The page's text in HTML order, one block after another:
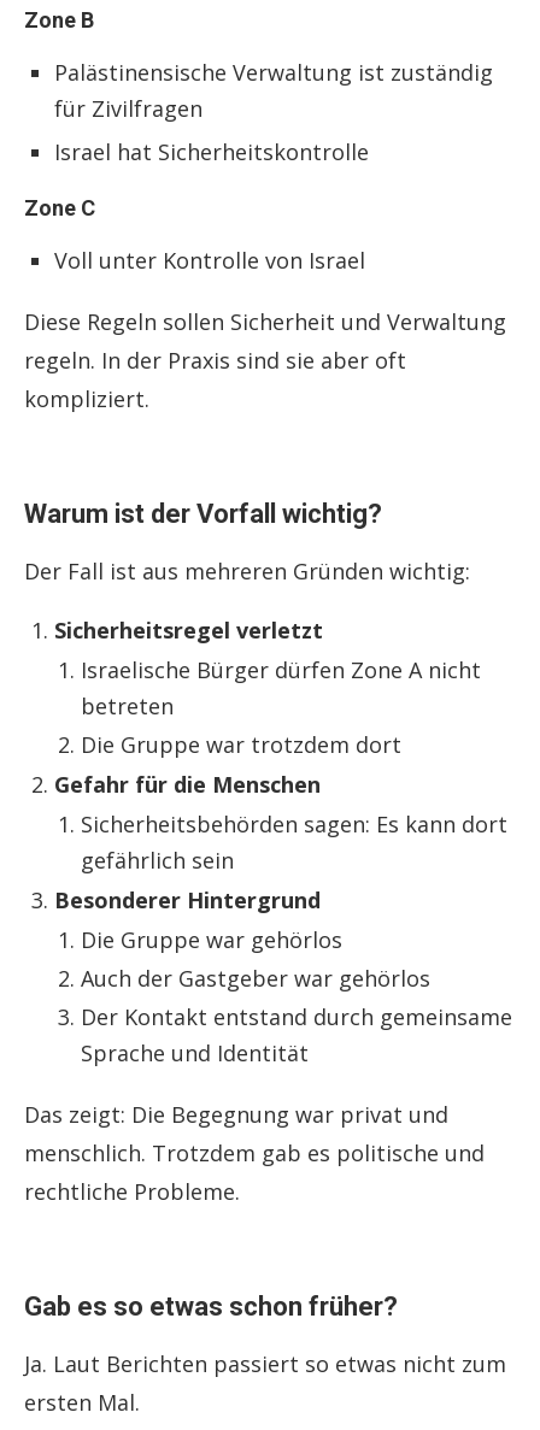
Zone B
Palästinensische Verwaltung ist zuständig
für Zivilfragen
Israel hat Sicherheitskontrolle
Zone C
Voll unter Kontrolle von Israel
Diese Regeln sollen Sicherheit und Verwaltung
regeln. In der Praxis sind sie aber oft
kompliziert.
Warum ist der Vorfall wichtig?
Der Fall ist aus mehreren Gründen wichtig:
Sicherheitsregel verletzt
Israelische Bürger dürfen Zone A nicht
betreten
Die Gruppe war trotzdem dort
Gefahr für die Menschen
Sicherheitsbehörden sagen: Es kann dort
gefährlich sein
Besonderer Hintergrund
Die Gruppe war gehörlos
Auch der Gastgeber war gehörlos
Der Kontakt entstand durch gemeinsame
Sprache und Identität
Das zeigt: Die Begegnung war privat und
menschlich. Trotzdem gab es politische und
rechtliche Probleme.
Gab es so etwas schon früher?
Ja. Laut Berichten passiert so etwas nicht zum
ersten Mal.